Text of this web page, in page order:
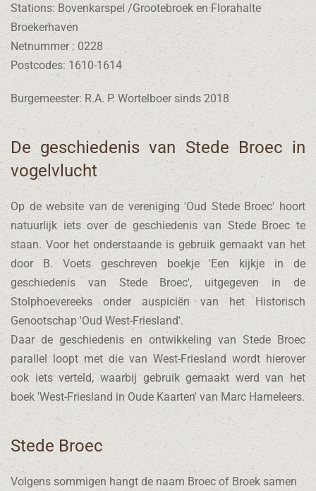
Stations: Bovenkarspel /Grootebroek en Florahalte
Broekerhaven
Netnummer : 0228
Postcodes: 1610-1614
Burgemeester: R.A. P. Wortelboer sinds 2018
De geschiedenis van Stede Broec in
vogelvlucht
Op de website van de vereniging 'Oud Stede Broec' hoort
natuurlijk iets over de geschiedenis van Stede Broec te
staan. Voor het onderstaande is gebruik gemaakt van het
door B. Voets geschreven boekje 'Een kijkje in de
geschiedenis van Stede Broec', uitgegeven in de
Stolphoevereeks onder auspiciën van het Historisch
Genootschap 'Oud West-Friesland'.
Daar de geschiedenis en ontwikkeling van Stede Broec
parallel loopt met die van West-Friesland wordt hierover
ook iets verteld, waarbij gebruik gemaakt werd van het
boek 'West-Friesland in Oude Kaarten' van Marc Hameleers.
Stede Broec
Volgens sommigen hangt de naam Broec of Broek samen